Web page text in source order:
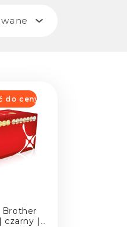
do ceny
Brother
czarny |